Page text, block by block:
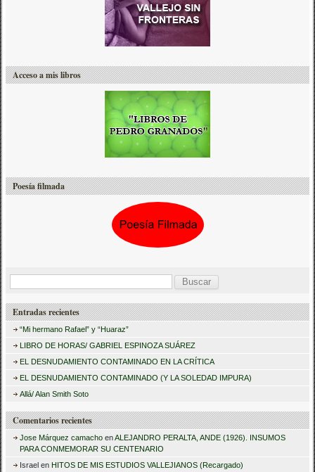
Acceso a mis libros
Poesía filmada
s
r
Entradas recientes
“Mi hermano Rafael” y “Huaraz”
LIBRO DE HORAS/ GABRIEL ESPINOZA SUÁREZ
EL DESNUDAMIENTO CONTAMINADO EN LA CRÍTICA
EL DESNUDAMIENTO CONTAMINADO (Y LA SOLEDAD IMPURA)
Allá/ Alan Smith Soto
Comentarios recientes
Jose Márquez camacho enALEJANDRO PERALTA, ANDE (1926). INSUMOS
PARA CONMEMORAR SU CENTENARIO
Israel en HITOS DE MIS ESTUDIOS VALLEJIANOS (Recargado)